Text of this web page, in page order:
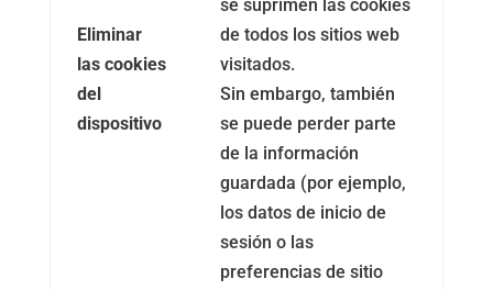
Eliminar
las cookies
del
dispositivo
se suprimen las cookies
de todos los sitios web
visitados.
Sin embargo, también
se puede perder parte
de la información
guardada (por ejemplo,
los datos de inicio de
sesión o las
preferencias de sitio